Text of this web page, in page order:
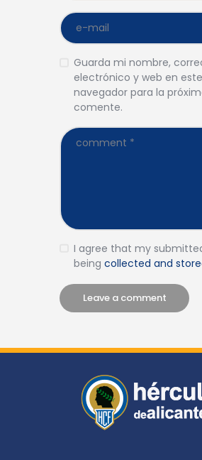
Guarda mi nombre,
electrónico y web en este
navegador para la
comente.
I agree that my
being collected and